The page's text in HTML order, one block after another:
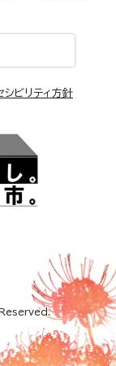
シビリティ方針